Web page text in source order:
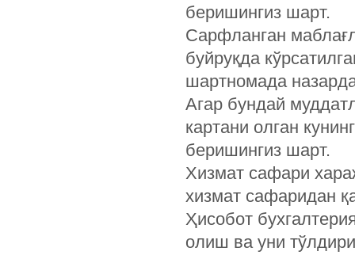
беришингиз шарт.
Сарфланган
буйруқда
шартномада
Агар бундай
картани олган
беришингиз шарт.
Хизмат сафари
хизмат сафаридан
Ҳисобот
олиш ва уни